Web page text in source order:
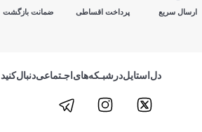
ارسال سریع پرداخت ‌اقساطی ضمانت بازگشت
دل‌استایل‌در‌‌شبـکه‌های‌اجـتماعی‌دنبال‌کنید